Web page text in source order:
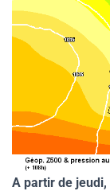
A partir de jeudi,